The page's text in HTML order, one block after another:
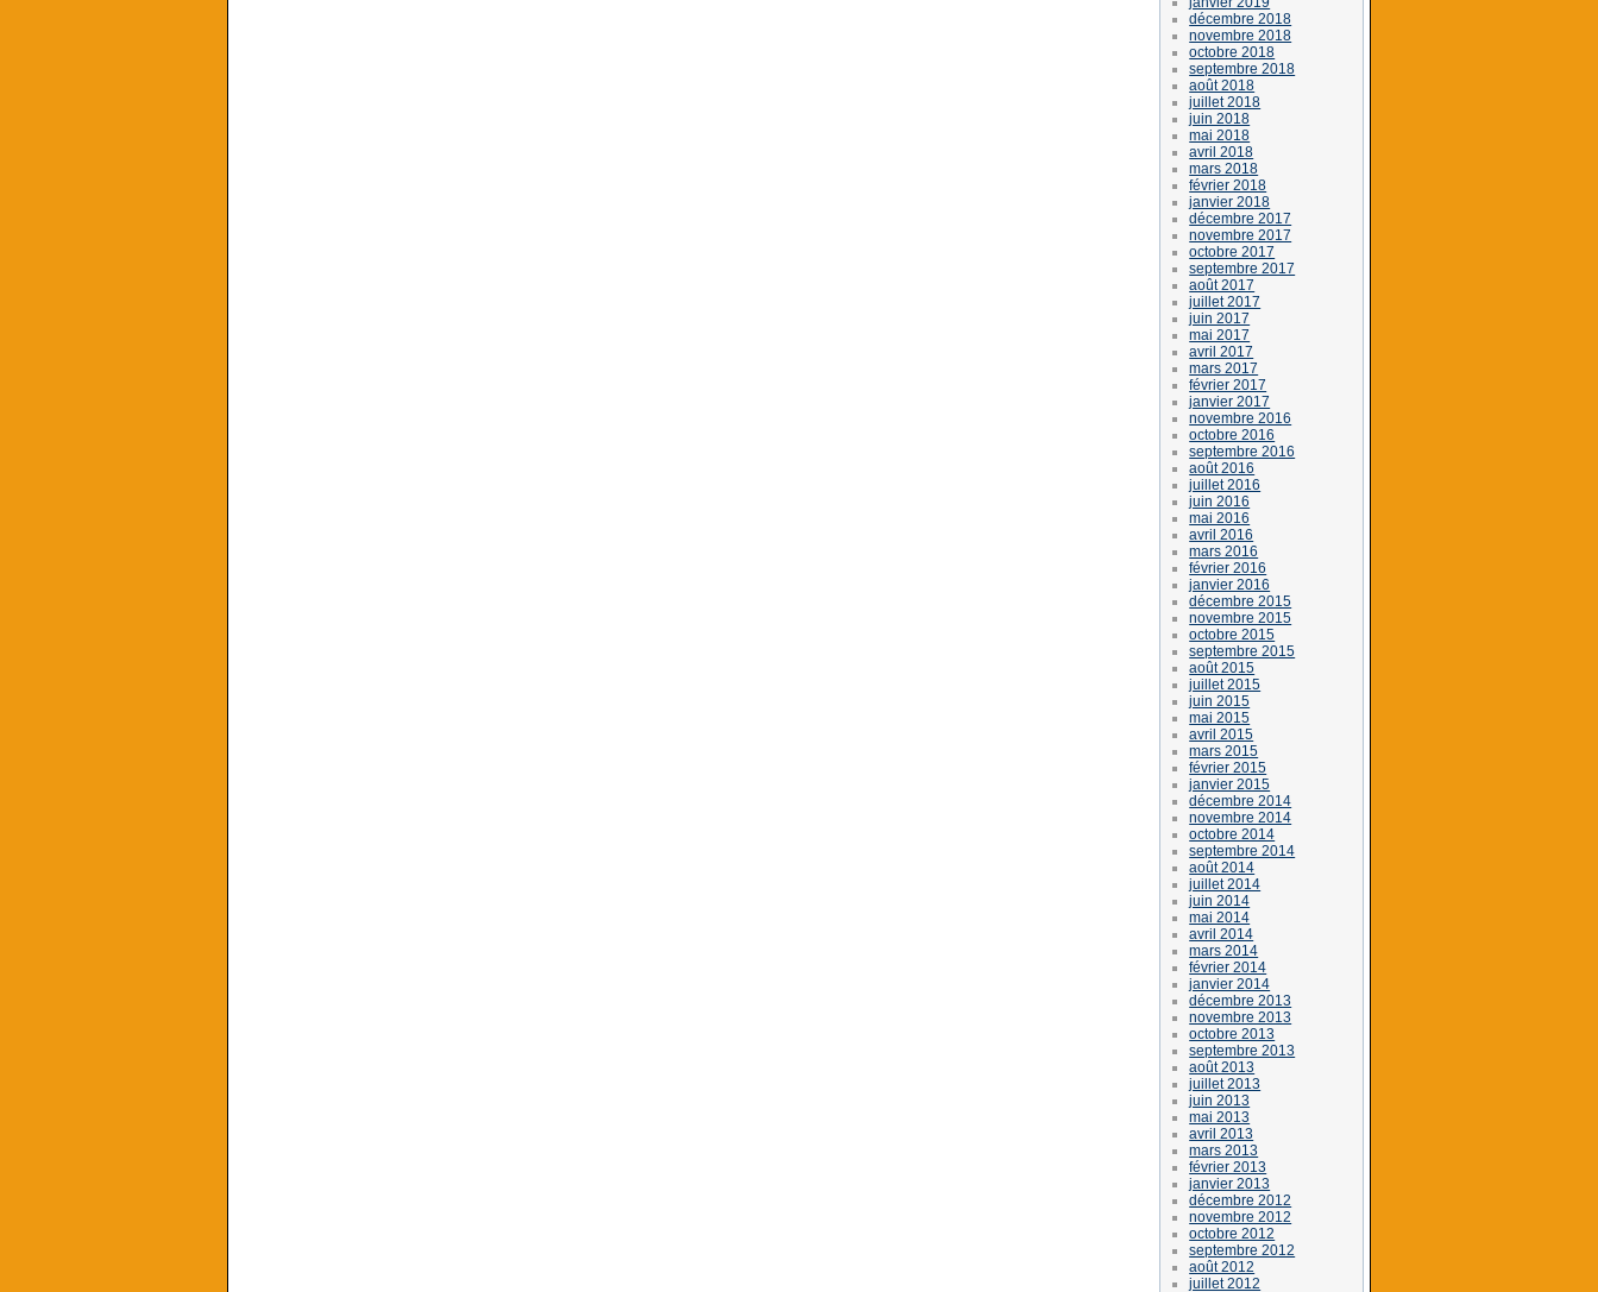
décembre 2018
novembre 2018
octobre 2018
septembre 2018
août 2018
juillet 2018
juin 2018
mai 2018
avril 2018
mars 2018
février 2018
janvier 2018
décembre 2017
novembre 2017
octobre 2017
septembre 2017
août 2017
juillet 2017
juin 2017
mai 2017
avril 2017
mars 2017
février 2017
janvier 2017
novembre 2016
octobre 2016
septembre 2016
août 2016
juillet 2016
juin 2016
mai 2016
avril 2016
mars 2016
février 2016
janvier 2016
décembre 2015
novembre 2015
octobre 2015
septembre 2015
août 2015
juillet 2015
juin 2015
mai 2015
avril 2015
mars 2015
février 2015
janvier 2015
décembre 2014
novembre 2014
octobre 2014
septembre 2014
août 2014
juillet 2014
juin 2014
mai 2014
avril 2014
mars 2014
février 2014
janvier 2014
décembre 2013
novembre 2013
octobre 2013
septembre 2013
août 2013
juillet 2013
juin 2013
mai 2013
avril 2013
mars 2013
février 2013
janvier 2013
décembre 2012
novembre 2012
octobre 2012
septembre 2012
août 2012
juillet 2012